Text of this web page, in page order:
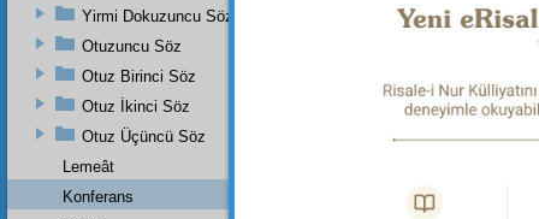
Yirmi Dokuzuncu Söz
Otuzuncu Söz
Otuz Birinci Söz
Otuz İkinci Söz
Otuz Üçüncü Söz
Lemeât
Konferans